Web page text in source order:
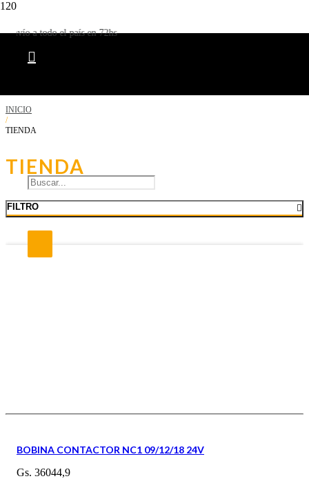
Envío a todo el país en 72hs
INICIO
/
TIENDA
TIENDA
FILTRO
BOBINA CONTACTOR NC1 09/12/18 24V
Gs. 36044,9